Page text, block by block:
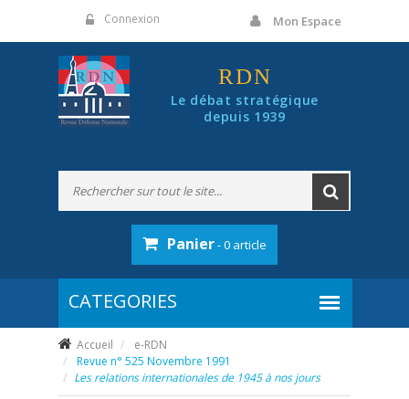
Connexion Mon Espace
RDN
Le débat stratégique
depuis 1939
Panier- 0 article
Accueil
e-RDN
Revue n° 525 Novembre 1991
Les relations internationales de 1945 à nos jours